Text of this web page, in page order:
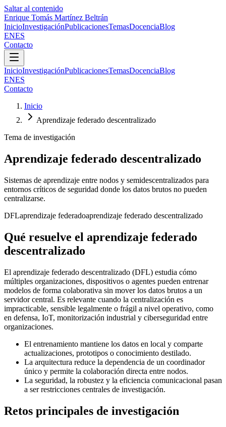
Saltar al contenido
Enrique Tomás Martínez Beltrán
InicioInvestigaciónPublicacionesTemasDocenciaBlog
ENES
Contacto
InicioInvestigaciónPublicacionesTemasDocenciaBlog
ENES
Contacto
Inicio
Aprendizaje federado descentralizado
Tema de investigación
Aprendizaje federado descentralizado
Sistemas de aprendizaje entre nodos y semidescentralizados para
entornos críticos de seguridad donde los datos brutos no pueden
centralizarse.
DFLaprendizaje federadoaprendizaje federado descentralizado
Qué resuelve el aprendizaje federado
descentralizado
El aprendizaje federado descentralizado (DFL) estudia cómo
múltiples organizaciones, dispositivos o agentes pueden entrenar
modelos de forma colaborativa sin mover los datos brutos a un
servidor central. Es relevante cuando la centralización es
impracticable, sensible legalmente o frágil a nivel operativo, como
en defensa, IoT, monitorización industrial y ciberseguridad entre
organizaciones.
El entrenamiento mantiene los datos en local y comparte
actualizaciones, prototipos o conocimiento destilado.
La arquitectura reduce la dependencia de un coordinador
único y permite la colaboración directa entre nodos.
La seguridad, la robustez y la eficiencia comunicacional pasan
a ser restricciones centrales de investigación.
Retos principales de investigación